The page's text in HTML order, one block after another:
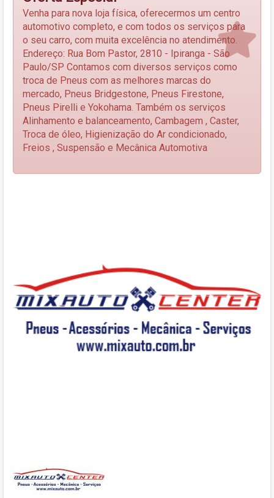
Venha para nova loja física, oferecermos um centro
automotivo completo, e com todos os serviços para
o seu carro, com muita excelência no atendimento.
Endereço: Rua Bom Pastor, 2810 - Ipiranga - São
Paulo/SP Contamos com diversos serviços como
troca de Pneus com as melhores marcas do
mercado, Pneus Bridgestone, Pneus Firestone,
Pneus Pirelli e Yokohama. Também os serviços
Alinhamento e balanceamento, Cambagem , Caster,
Troca de óleo, Higienização do Ar condicionado,
Freios , Suspensão e Mecânica Automotiva